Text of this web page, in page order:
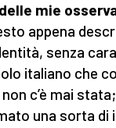
mie
appena
senza
italiano che
c’è mai
una sorta di